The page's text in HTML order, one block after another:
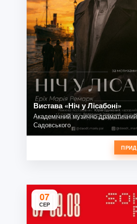
Вистава «Ніч у Лісабоні»
Академічний музично-
Садовського
07
СЕР